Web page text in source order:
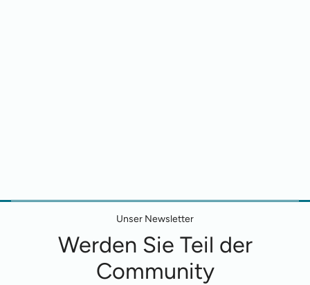
Unser Newsletter
Werden Sie Teil der
Community